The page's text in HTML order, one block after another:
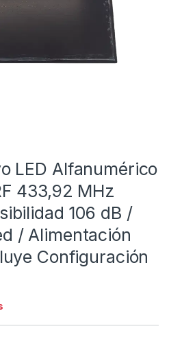
LED Alfanumérico
433,92 MHz
106 dB /
/ Alimentación
Configuración